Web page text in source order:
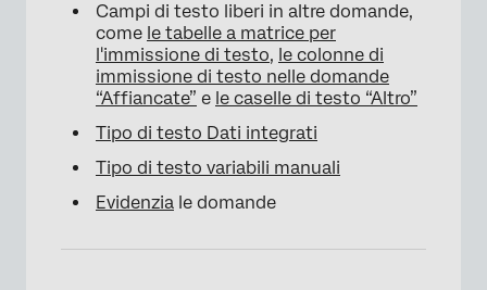
×
Campi di testo liberi in altre domande,
come le tabelle a matrice per
l'immissione di testo, le colonne di
immissione di testo nelle domande
“Affiancate” e le caselle di testo “Altro”
Tipo di testo Dati integrati
Tipo di testo variabili manuali
Evidenzia le domande